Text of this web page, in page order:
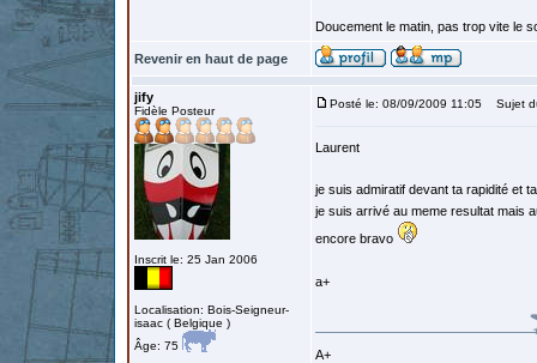
Doucement le matin, pas trop vite le
Revenir en haut de page
jify
Fidèle Posteur
Inscrit le: 25 Jan 2006
Localisation: Bois-Seigneur-
isaac ( Belgique )
Âge: 75
Posté le: 08/09/2009 11:05 Sujet
Laurent
je suis admiratif devant ta rapidité et
je suis arrivé au meme resultat mais
encore bravo
a+
A+